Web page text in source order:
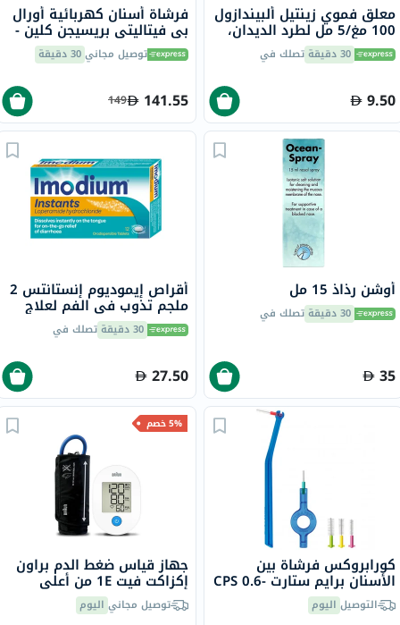
معلق فموي زينتيل ألبيندازول
100 مغ/5 مل لطرد الديدان،
20 مل 30 دقيقة تصلك في
9.50
فرشاة أسنان كهربائية أورال
بي فيتاليتي بريسيجن كلين -
2 قطعة توصيل مجاني30 دقيقة
141.55
149
أوشن رذاذ 15 مل
30 دقيقة تصلك في
35
أقراص إيموديوم إنستانتس 2
ملجم تذوب في الفم لعلاج
الإسهال، 12 قرص
30 دقيقة تصلك في
27.50
كورابروكس فرشاة بين
الأسنان برايم ستارت CPS 0.6-
1.1 مم مجموعة مختلطةالتوصيل اليوم
5% خصم
جهاز قياس ضغط الدم براون
إكزاكت فيت 1E من أعلى
الذراعتوصيل مجاني اليوم